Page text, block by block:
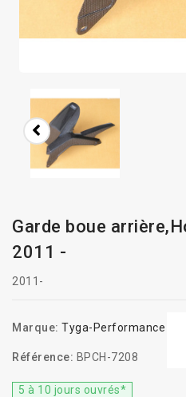
Garde boue
2011 -
2011-
Marque: Tyga-Performance
Référence: BPCH-7208
5 à 10 jours ouvrés*